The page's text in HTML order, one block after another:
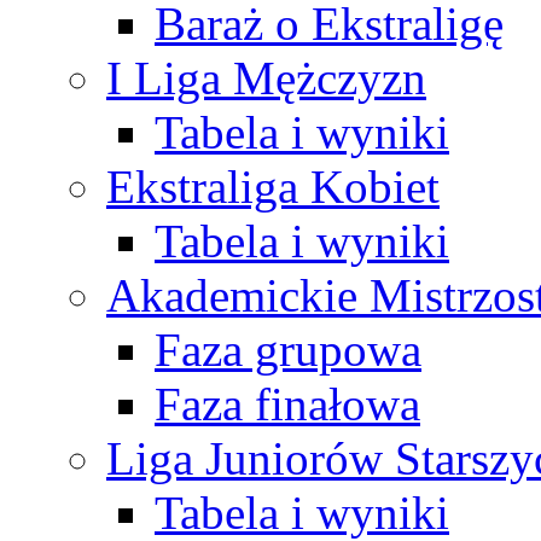
Baraż o Ekstraligę
I Liga Mężczyzn
Tabela i wyniki
Ekstraliga Kobiet
Tabela i wyniki
Akademickie
Faza grupowa
Faza finałowa
Liga Juniorów
Tabela i wyniki